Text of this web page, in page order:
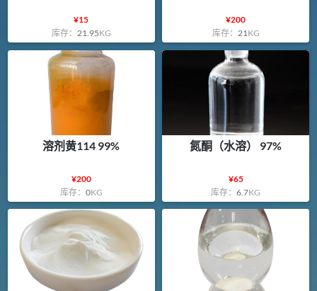
¥15
库存： 21.95KG
¥200
库存： 21 KG
溶剂黄114 99%
¥200
库存： 0KG
氮酮（水溶） 97%
¥65
库存：6.7KG